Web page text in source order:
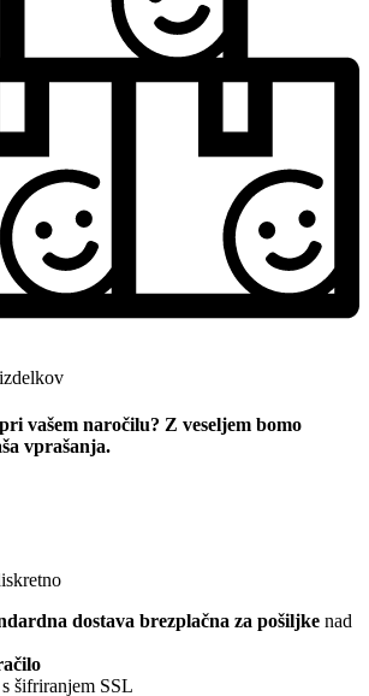
vašem naročilu? Z veseljem bomo
vprašanja.
dostava brezplačna za pošiljke nad
s šifriranjem SSL